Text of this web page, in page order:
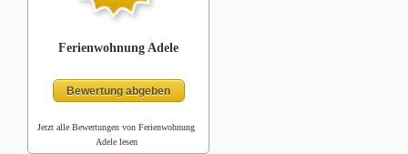
Jetzt alle Bewertungen von Ferienwohnung
Adele lesen